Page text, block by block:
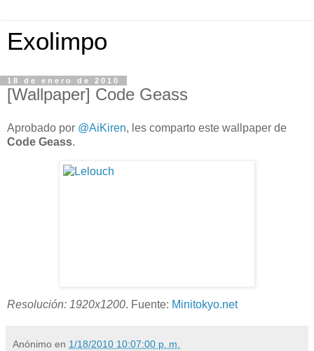
Exolimpo
18 de enero de 2010
[Wallpaper] Code Geass
Aprobado por @AiKiren, les comparto este wallpaper de
Code Geass.
Resolución: 1920x1200. Fuente: Minitokyo.net
Anónimo en 1/18/2010 10:07:00 p. m.